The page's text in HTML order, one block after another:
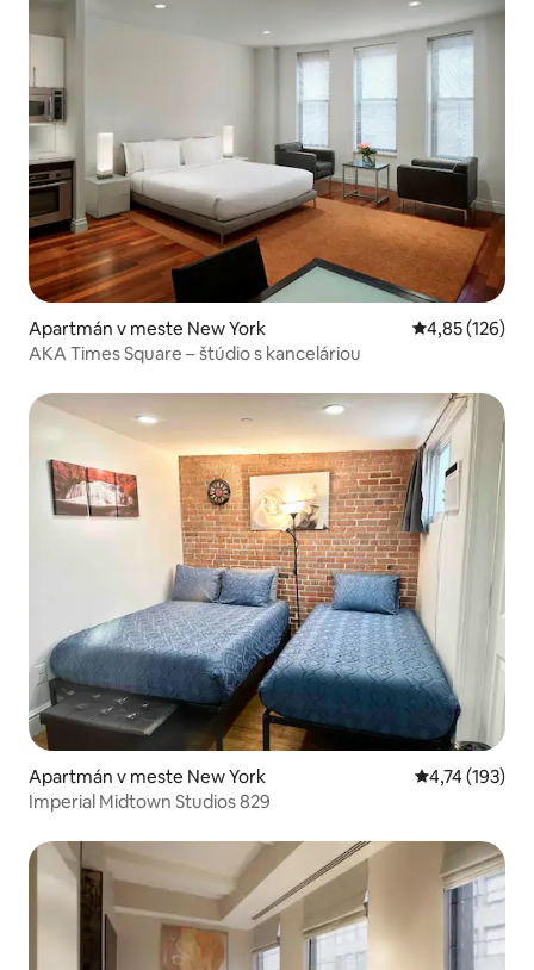
Apartmán v meste New York Priemerné
4,85 (126)
AKA Times Square – štúdio s kanceláriou
Apartmán v meste New York Priemerné
4,74 (193)
Imperial Midtown Studios 829